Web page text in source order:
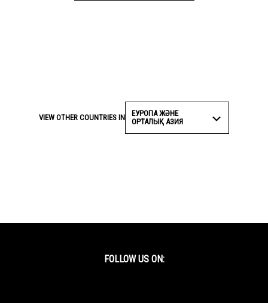
VIEW OTHER COUNTRIES IN
ЕУРОПА ЖӘНЕ
ОРТАЛЫҚ АЗИЯ
FOLLOW US ON: